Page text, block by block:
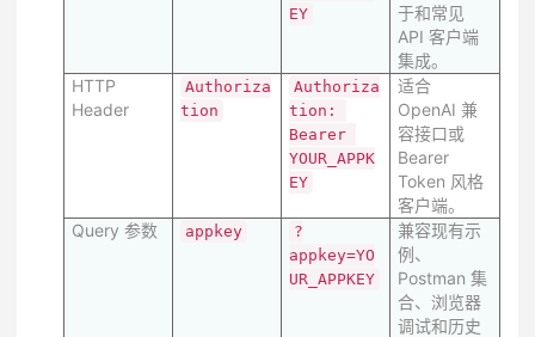
EY
于和常见
API 客户端
集成。
HTTP
Header
Authoriza
tion
Authoriza
tion:
Bearer
YOUR_APPK
EY
适合
OpenAI 兼
容接口或
Bearer
Token 风格
客户端。
Query 参数
appkey
?
appkey=YO
UR_APPKEY
兼容现有示
例、
Postman 集
合、浏览器
调试和历史